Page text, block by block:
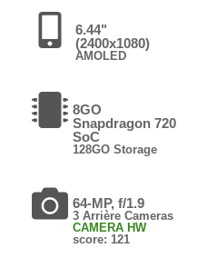
6.44"
(2400x1080)
AMOLED
8GO
Snapdragon 720
SoC
128GO Storage
64-MP, f/1.9
3 Arrière Cameras
CAMERA HW
score: 121